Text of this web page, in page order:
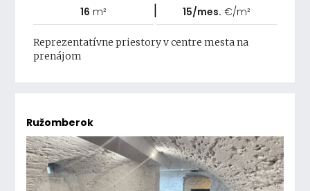
16 m² | 15/mes. €/m²
Reprezentatívne priestory v centre mesta na
prenájom
Ružomberok